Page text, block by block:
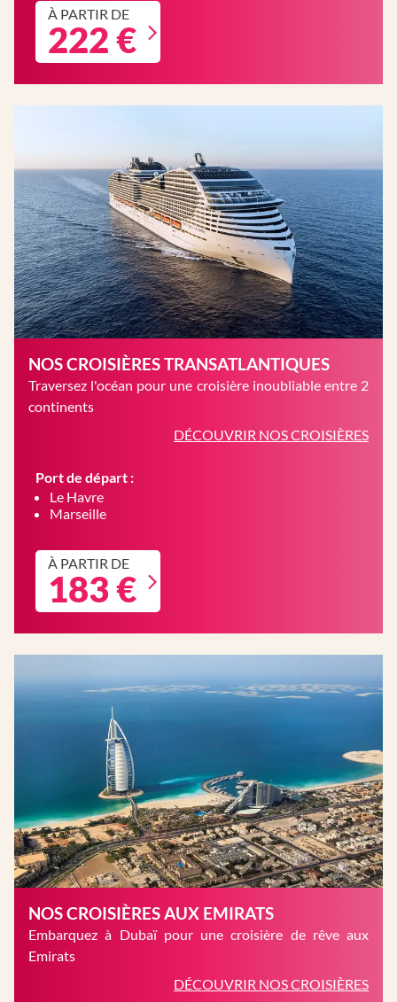
À PARTIR DE
222 €
NOS CROISIÈRES TRANSATLANTIQUES
Traversez l'océan pour une croisière inoubliable entre 2
continents
DÉCOUVRIR NOS CROISIÈRES
Port de départ :
Le Havre
Marseille
À PARTIR DE
183 €
NOS CROISIÈRES AUX EMIRATS
Embarquez à Dubaï pour une croisière de rêve aux
Emirats
DÉCOUVRIR NOS CROISIÈRES